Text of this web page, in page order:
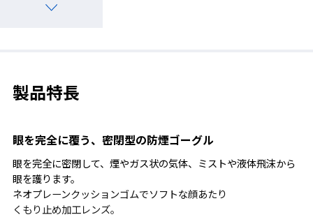
製品特長
眼を完全に覆う、密閉型の防煙ゴーグル
眼を完全に密閉して、煙やガス状の気体、ミストや液体飛沫から
眼を護ります。
ネオプレーンクッションゴムでソフトな顔あたり
くもり止め加工レンズ。